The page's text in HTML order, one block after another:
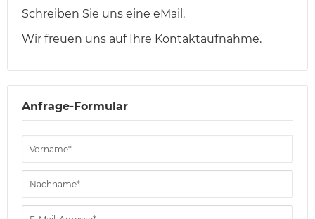
Schreiben Sie uns eine eMail.
Wir freuen uns auf Ihre Kontaktaufnahme.
Anfrage-Formular